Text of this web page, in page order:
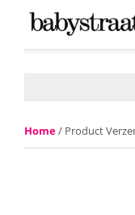
Home/ Product